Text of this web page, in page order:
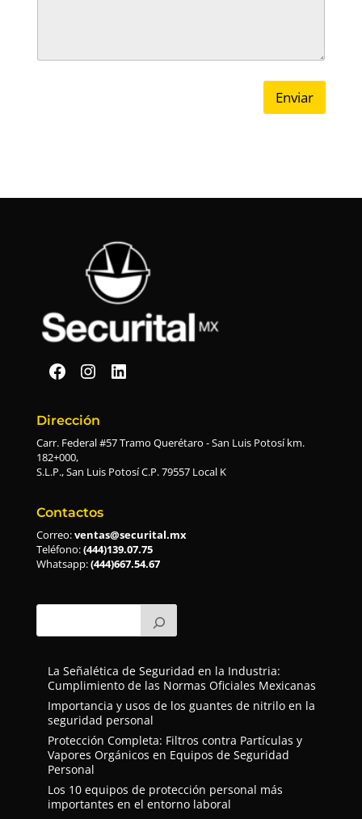
Enviar
Securital en Facebook
Securital en Instagram
Securital en Linkedin
Dirección
Carr. Federal #57 Tramo Querétaro - San Luis Potosí km.
182+000,
S.L.P., San Luis Potosí C.P. 79557 Local K
Contactos
Correo:ventas@securital.mx
Teléfono:(444)139.07.75
Whatsapp:(444)667.54.67
La Señalética de Seguridad en la Industria:
Cumplimiento de las Normas Oficiales Mexicanas
Importancia y usos de los guantes de nitrilo en la
seguridad personal
Protección Completa: Filtros contra Partículas y
Vapores Orgánicos en Equipos de Seguridad
Personal
Los 10 equipos de protección personal más
importantes en el entorno laboral